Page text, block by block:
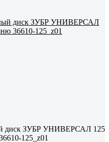
диск ЗУБР УНИВЕРСАЛ 125
125_z01